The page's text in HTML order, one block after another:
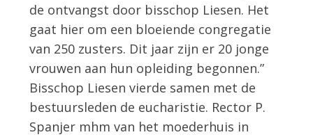
de ontvangst door bisschop Liesen. Het
gaat hier om een bloeiende congregatie
van 250 zusters. Dit jaar zijn er 20 jonge
vrouwen aan hun opleiding begonnen.”
Bisschop Liesen vierde samen met de
bestuursleden de eucharistie. Rector P.
Spanjer mhm van het moederhuis in